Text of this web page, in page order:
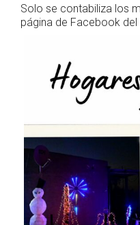
Solo se contabiliza los
página de Facebook del